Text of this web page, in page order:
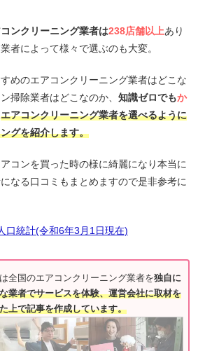
ンクリーニング業者は238店舗以上あり
者によって様々で選ぶのも大変。
めのエアコンクリーニング業者はどこな
掃除業者はどこなのか、 知識ゼロでもか
エアコンクリーニング業者を選べるように
グを紹介します。
コンを買った時の様に綺麗になり本当に
なる口コミもまとめますので是非参考に
口統計(令和6年3月1日現在)
全国のエアコンクリーニング業者を独自に
業者でサービスを体験、運営会社に取材を
上で記事を作成しています。